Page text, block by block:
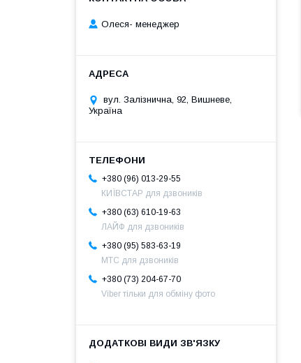
Олеся- менеджер
вул. Залізнична, 92, Вишневе,
Україна
+380 (96) 013-29-55
КИЇВСТАР для дзвоників
+380 (63) 610-19-63
ЛАЙФ для дзвоників
+380 (95) 583-63-19
МТС для дзвоників
+380 (73) 204-67-70
Viber тільки для обміну фото